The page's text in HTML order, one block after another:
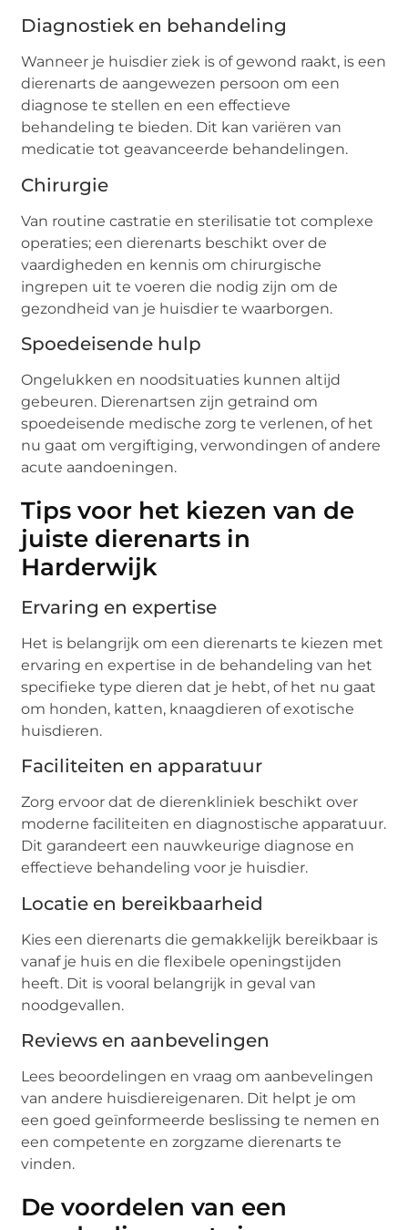
Diagnostiek en behandeling
Wanneer je huisdier ziek is of gewond raakt, is een
dierenarts de aangewezen persoon om een
diagnose te stellen en een effectieve
behandeling te bieden. Dit kan variëren van
medicatie tot geavanceerde behandelingen.
Chirurgie
Van routine castratie en sterilisatie tot complexe
operaties; een dierenarts beschikt over de
vaardigheden en kennis om chirurgische
ingrepen uit te voeren die nodig zijn om de
gezondheid van je huisdier te waarborgen.
Spoedeisende hulp
Ongelukken en noodsituaties kunnen altijd
gebeuren. Dierenartsen zijn getraind om
spoedeisende medische zorg te verlenen, of het
nu gaat om vergiftiging, verwondingen of andere
acute aandoeningen.
Tips voor het kiezen van de
juiste dierenarts in
Harderwijk
Ervaring en expertise
Het is belangrijk om een dierenarts te kiezen met
ervaring en expertise in de behandeling van het
specifieke type dieren dat je hebt, of het nu gaat
om honden, katten, knaagdieren of exotische
huisdieren.
Faciliteiten en apparatuur
Zorg ervoor dat de dierenkliniek beschikt over
moderne faciliteiten en diagnostische apparatuur.
Dit garandeert een nauwkeurige diagnose en
effectieve behandeling voor je huisdier.
Locatie en bereikbaarheid
Kies een dierenarts die gemakkelijk bereikbaar is
vanaf je huis en die flexibele openingstijden
heeft. Dit is vooral belangrijk in geval van
noodgevallen.
Reviews en aanbevelingen
Lees beoordelingen en vraag om aanbevelingen
van andere huisdiereigenaren. Dit helpt je om
een goed geïnformeerde beslissing te nemen en
een competente en zorgzame dierenarts te
vinden.
De voordelen van een